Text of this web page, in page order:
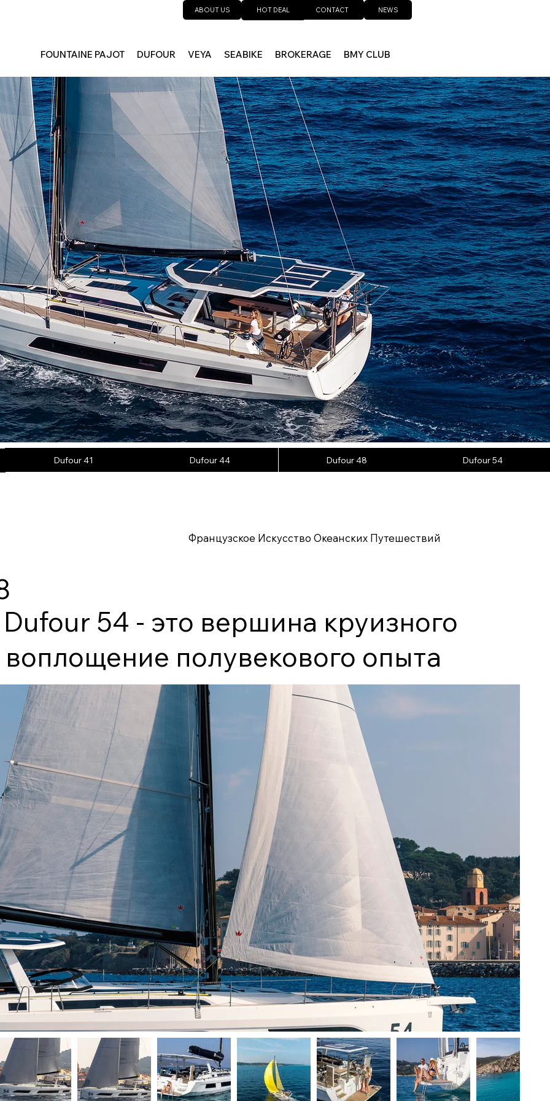
ABOUT US HOT DEAL CONTACT NEWS
FOUNTAINE PAJOT
DUFOUR VEYA SEABIKE BROKERAGE BMY CLUB
Dufour 41 Dufour 44 Dufour 48 Dufour 54
Французское Искусство Океанских Путешествий
54 - это вершина круизного
полувекового опыта
яхт, которые не просто
а делают каждый миг этого
Разработанная
Умберто Фельчи, эта
собой идеальный синтез
прототипа, комфорта
и технологической
Она создана для
чья цель - открывать
дома, а домом для них является